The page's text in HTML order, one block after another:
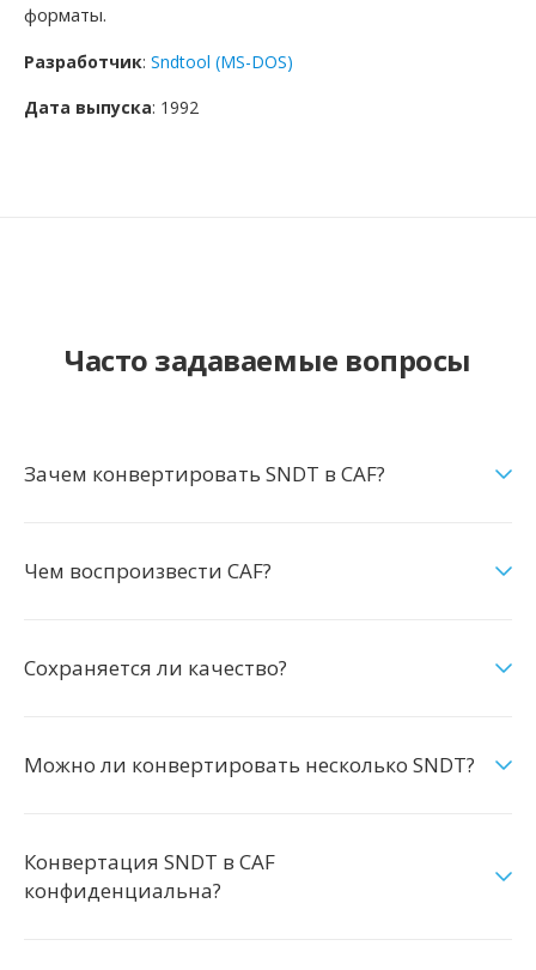
форматы.
Разработчик: Sndtool (MS-DOS)
Дата выпуска: 1992
Часто задаваемые вопросы
Зачем конвертировать SNDT в CAF?
Чем воспроизвести CAF?
Сохраняется ли качество?
Можно ли конвертировать несколько SNDT?
Конвертация SNDT в CAF
конфиденциальна?